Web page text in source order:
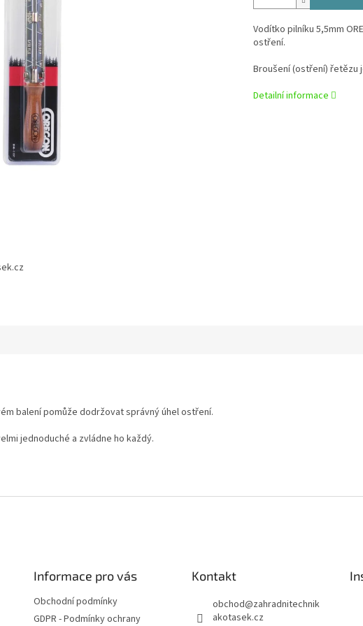
Vodítko pilníku 5,5mm
ostření.
Broušení (ostření) řetězu
Detailní informace
balení pomůže dodržovat správný úhel ostření.
jednoduché a zvládne ho každý.
Informace pro vás
Obchodní podmínky
GDPR - Podmínky ochrany
Kontakt
obchod@zahradnitechnik
akotasek.cz